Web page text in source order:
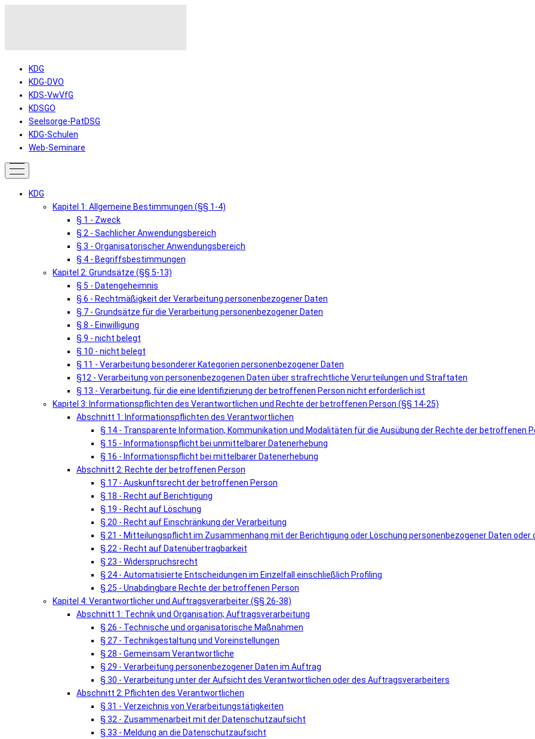
KDG
KDG-DVO
KDS-VwVfG
KDSGO
Seelsorge-PatDSG
KDG-Schulen
Web-Seminare
KDG
Kapitel 1: Allgemeine Bestimmungen (§§ 1-4)
§ 1 - Zweck
§ 2 - Sachlicher Anwendungsbereich
§ 3 - Organisatorischer Anwendungsbereich
§ 4 - Begriffsbestimmungen
Kapitel 2: Grundsätze (§§ 5-13)
§ 5 - Datengeheimnis
§ 6 - Rechtmäßigkeit der Verarbeitung personenbezogener Daten
§ 7 - Grundsätze für die Verarbeitung personenbezogener Daten
§ 8 - Einwilligung
§ 9 - nicht belegt
§ 10 - nicht belegt
§ 11 - Verarbeitung besonderer Kategorien personenbezogener Daten
§12 - Verarbeitung von personenbezogenen Daten über strafrechtliche Verurteilungen und Straftaten
§ 13 - Verarbeitung, für die eine Identifizierung der betroffenen Person nicht erforderlich ist
Kapitel 3: Informationspflichten des Verantwortlichen und Rechte der betroffenen Person (§§ 14-25)
Abschnitt 1: Informationspflichten des Verantwortlichen
§ 14 - Transparente Information, Kommunikation und Modalitäten für die Ausübung der Rechte der betroffenen
§ 15 - Informationspflicht bei unmittelbarer Datenerhebung
§ 16 - Informationspflicht bei mittelbarer Datenerhebung
Abschnitt 2: Rechte der betroffenen Person
§ 17 - Auskunftsrecht der betroffenen Person
§ 18 - Recht auf Berichtigung
§ 19 - Recht auf Löschung
§ 20 - Recht auf Einschränkung der Verarbeitung
§ 21 - Mitteilungspflicht im Zusammenhang mit der Berichtigung oder Löschung personenbezogener Daten oder
§ 22 - Recht auf Datenübertragbarkeit
§ 23 - Widerspruchsrecht
§ 24 - Automatisierte Entscheidungen im Einzelfall einschließlich Profiling
§ 25 - Unabdingbare Rechte der betroffenen Person
Kapitel 4: Verantwortlicher und Auftragsverarbeiter (§§ 26-38)
Abschnitt 1: Technik und Organisation; Auftragsverarbeitung
§ 26 - Technische und organisatorische Maßnahmen
§ 27 - Technikgestaltung und Voreinstellungen
§ 28 - Gemeinsam Verantwortliche
§ 29 - Verarbeitung personenbezogener Daten im Auftrag
§ 30 - Verarbeitung unter der Aufsicht des Verantwortlichen oder des Auftragsverarbeiters
Abschnitt 2: Pflichten des Verantwortlichen
§ 31 - Verzeichnis von Verarbeitungstätigkeiten
§ 32 - Zusammenarbeit mit der Datenschutzaufsicht
§ 33 - Meldung an die Datenschutzaufsicht